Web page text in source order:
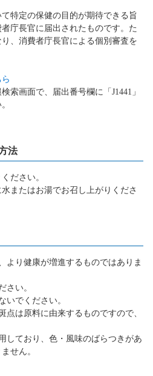
特定の保健の目的が期待できる旨
庁長官に届出されたものです。た
、消費者庁長官による個別審査を
索画面で、届出番号欄に「J1441」
法
ださい。
またはお湯でお召し上がりくださ
より健康が増進するものではありま
さい。
いでください。
点は原料に由来するものですので、
しており、色・風味のばらつきがあ
せん。